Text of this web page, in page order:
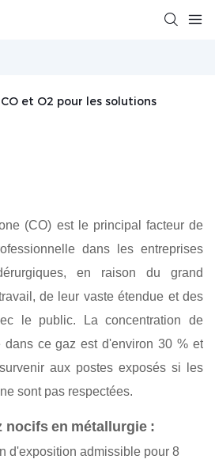
et O2 pour les solutions
(CO) est le principal facteur de
dans les entreprises
en raison du grand
de leur vaste étendue et des
le public. La concentration de
dans ce gaz est d'environ 30 % et
aux postes exposés si les
sont pas respectées.
nocifsen métallurgie :
d'exposition admissible pour 8